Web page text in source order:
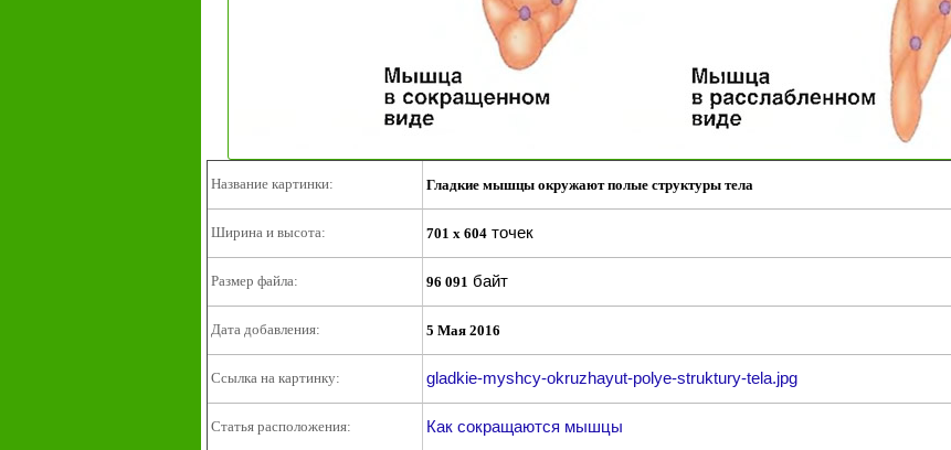
Название картинки: Гладкие мышцы окружают полые структуры тела
Ширина и высота: 701 x 604 точек
Размер файла: 96 091 байт
Дата добавления: 5 Мая 2016
Ссылка на картинку: gladkie-myshcy-okruzhayut-polye-struktury-tela.jpg
Статья расположения: Как сокращаются мышцы